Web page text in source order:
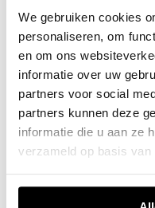
We gebruiken cookies
personaliseren, om
en om ons
informatie over uw
partners voor social
partners kunnen deze
informatie die u aan ze
verzameld op basis
Application error: a client
loadingwww.jvk.nl